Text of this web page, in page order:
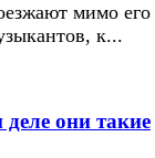
мимо его
к...
они такие